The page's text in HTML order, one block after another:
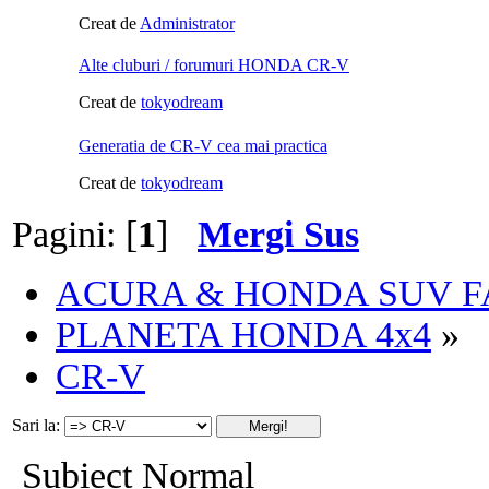
Creat de Administrator
Alte cluburi / forumuri HONDA CR-V
Creat de tokyodream
Generatia de CR-V cea mai practica
Creat de tokyodream
Pagini: [1] Mergi Sus
ACURA & HONDA SUV
PLANETA HONDA 4x4 »
CR-V
Sari la:
Subiect Normal